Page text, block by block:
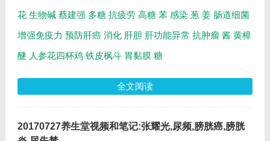
花 生物碱 蔡建强 多糖 抗疲劳 高糖 苯 感染 葱 姜 肠道细菌
增强免疫力 预防肝癌 消化 肝胆 肝功能异常 抗肿瘤 酱 黄樟
醚 人参花四杯鸡 铁皮枫斗 胃黏膜 糖
全文阅读
20170727养生堂视频和笔记:张耀光,尿频,膀胱癌,膀胱